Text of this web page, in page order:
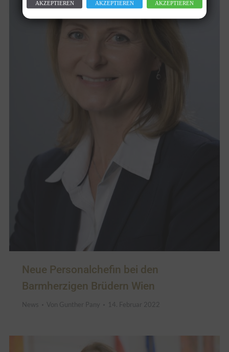
Neue Personalchefin bei den
Barmherzigen Brüdern Wien
News Von Gunther Pany 14. Februar 2022
AKZEPTIEREN
AKZEPTIEREN
AKZEPTIEREN